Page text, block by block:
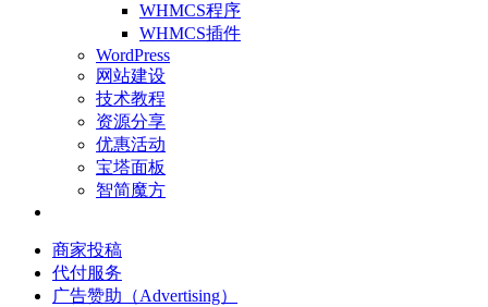
WHMCS程序
WHMCS插件
WordPress
网站建设
技术教程
资源分享
优惠活动
宝塔面板
智简魔方
商家投稿
代付服务
广告赞助（Advertising）